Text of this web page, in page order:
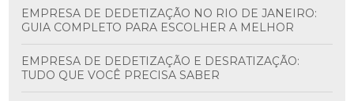
EMPRESA DE DEDETIZAÇÃO NO RIO DE JANEIRO:
GUIA COMPLETO PARA ESCOLHER A MELHOR
EMPRESA DE DEDETIZAÇÃO E DESRATIZAÇÃO:
TUDO QUE VOCÊ PRECISA SABER